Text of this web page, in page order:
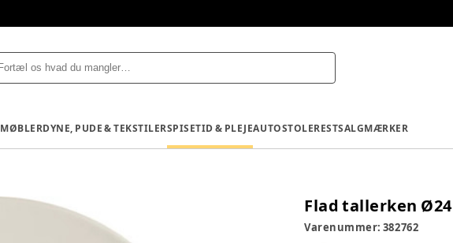
MØBLERDYNE, PUDE & TEKSTILERSPISETID & PLEJEAUTOSTOLERESTSALGMÆRKER
Flad tallerken Ø24
Varenummer: 382762